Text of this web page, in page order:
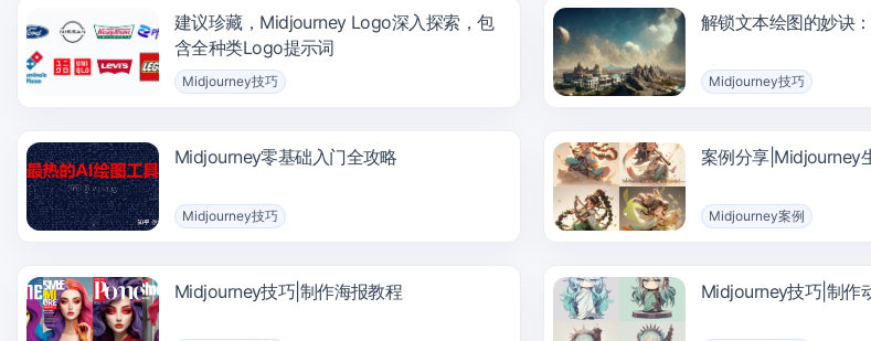
建议珍藏，Midjourney Logo深入探索，包
含全种类Logo提示词
Midjourney技巧
解锁文本绘图的妙诀
Midjourney技巧
Midjourney零基础入门全攻略
Midjourney技巧
案例分享|Midjourney
Midjourney案例
Midjourney技巧|制作海报教程 Midjourney技巧|制作